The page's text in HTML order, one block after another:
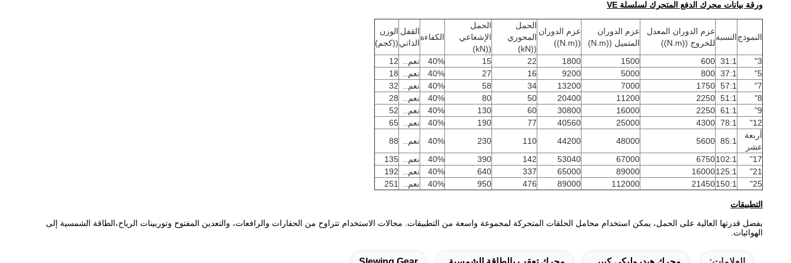
ورقة بيانات محرك الدفع المتحرك لسلسلة VE
النموذجالنسبة
عزم الدوران المعدل
للخروج ((N.m))
عزم الدوران
المتميل ((N.m)
عزم الدوران
((N.m))
الحمل
المحوري
((kN)
الحمل
الإشعاعي
((kN)
الكفاءة
القفل
الذاتي
الوزن
((كجم)
3"
31:1
600
1500
1800
22
15
40% نعم..
12
5"
37:1
800
5000
9200
16
27
40% نعم..
18
7"
57:1
1750
7000
13200
34
58
40% نعم..
32
8"
51:1
2250
11200
20400
50
80
40% نعم..
28
9"
61:1
2250
16000
30800
60
130
40% نعم..
52
12"
78:1
4300
25000
40560
77
190
40% نعم..
65
أربعة
عشر
85:1
5600
48000
44200
110
230
40% نعم..
88
17"
102:1
6750
67000
53040
142
390
40% نعم..
135
21"
125:1
16000
89000
65000
337
640
40% نعم..
192
25"
150:1
21450
112000
89000
476
950
40% نعم.. 251
التطبيقات
بفضل قدرتها العالية على الحمل، يمكن استخدام محامل الحلقات المتحركة لمجموعة واسعة من التطبيقات. مجالات الاستخدام تتراوح من الحفارات والرافعات، والتعدين المفتوح وتوربينات الرياح،الطاقة الشمسية إلى
الهوائيات.